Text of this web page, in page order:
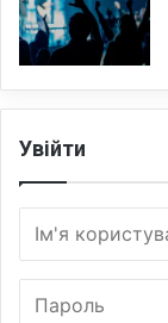
Увійти